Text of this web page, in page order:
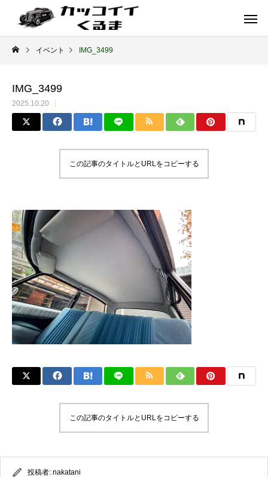
イギリス車
ENGLAND
ドイツ車
GERMANY
イベント IMG_3499
IMG_3499
2025.10.20
この記事のタイトルとURLをコピーする
この記事のタイトルとURLをコピーする
投稿者: nakatani